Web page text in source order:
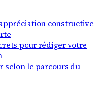
constructive
pour rédiger votre
selon le parcours du